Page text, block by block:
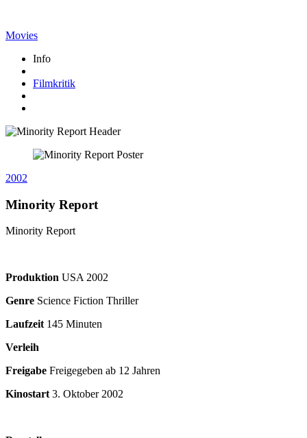
Movies
Info
Filmkritik
2002
Minority Report
Minority Report
Produktion USA2002
Genre Science Fiction Thriller
Laufzeit145 Minuten
Verleih
Freigabe Freigegeben ab 12 Jahren
Kinostart 3. Oktober 2002